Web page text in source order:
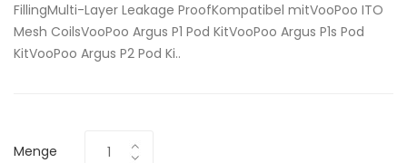
FillingMulti-Layer Leakage ProofKompatibel mitVooPoo ITO
Mesh CoilsVooPoo Argus P1 Pod KitVooPoo Argus P1s Pod
KitVooPoo Argus P2 Pod Ki..
Menge